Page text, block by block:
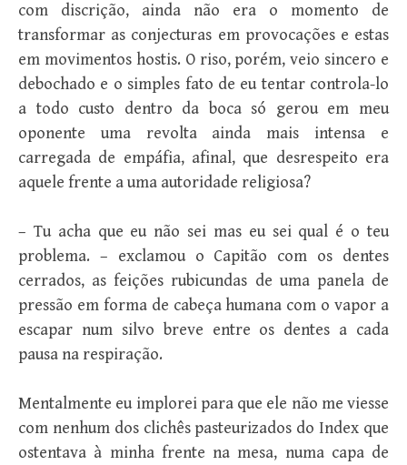
com discrição, ainda não era o momento de
transformar as conjecturas em provocações e estas
em movimentos hostis. O riso, porém, veio sincero e
debochado e o simples fato de eu tentar controla-lo
a todo custo dentro da boca só gerou em meu
oponente uma revolta ainda mais intensa e
carregada de empáfia, afinal, que desrespeito era
aquele frente a uma autoridade religiosa?
– Tu acha que eu não sei mas eu sei qual é o teu
problema. – exclamou o Capitão com os dentes
cerrados, as feições rubicundas de uma panela de
pressão em forma de cabeça humana com o vapor a
escapar num silvo breve entre os dentes a cada
pausa na respiração.
Mentalmente eu implorei para que ele não me viesse
com nenhum dos clichês pasteurizados do Index que
ostentava à minha frente na mesa, numa capa de